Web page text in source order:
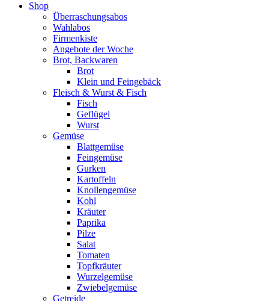
Shop
Überraschungsabos
Wahlabos
Firmenkiste
Angebote der Woche
Brot, Backwaren
Brot
Klein und Feingebäck
Fleisch & Wurst & Fisch
Fisch
Geflügel
Wurst
Gemüse
Blattgemüse
Feingemüse
Gurken
Kartoffeln
Knollengemüse
Kohl
Kräuter
Paprika
Pilze
Salat
Tomaten
Topfkräuter
Wurzelgemüse
Zwiebelgemüse
Getreide